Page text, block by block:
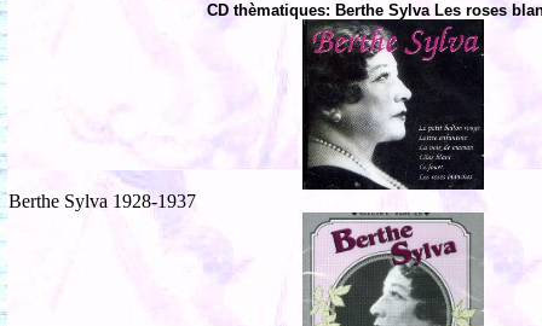
CD thèmatiques: Berthe Sylva Les roses
Berthe Sylva 1928-1937